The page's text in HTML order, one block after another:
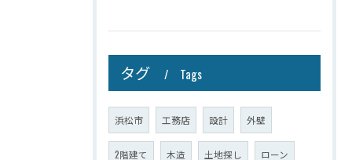
タグ Tags
浜松市 工務店 設計 外壁
2階建て 木造 土地探し ローン